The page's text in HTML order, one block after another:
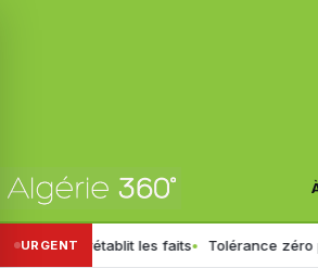
URGENT
rétablit les faits Tolérance zéro pour les